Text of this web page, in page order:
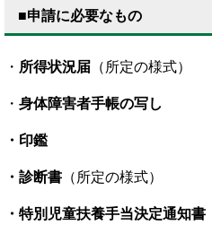
■申請に必要なもの
・ 所得状況届 （所定の様式）
・ 身体障害者手帳の写し
・印鑑
・診断書 （所定の様式）
・特別児童扶養手当決定通知書